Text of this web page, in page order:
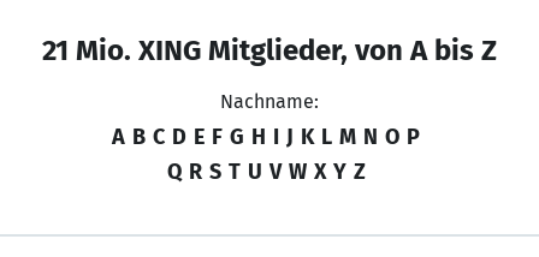
21 Mio. XING Mitglieder, von A bis Z
Nachname:
A B C D E F G H I J K L M N O P
Q R S T U V W X Y Z